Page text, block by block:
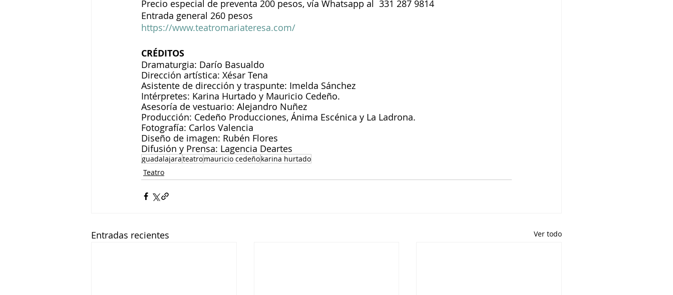
Precio especial de preventa 200 pesos, vía Whatsapp al  331 287 9814
Entrada general 260 pesos
https://www.teatromariateresa.com/
CRÉDITOS
Dramaturgia: Darío Basualdo
Dirección artística: Xésar Tena
Asistente de dirección y traspunte: Imelda Sánchez
Intérpretes: Karina Hurtado y Mauricio Cedeño.
Asesoría de vestuario: Alejandro Nuñez
Producción: Cedeño Producciones, Ánima Escénica y La Ladrona.
Fotografía: Carlos Valencia
Diseño de imagen: Rubén Flores
Difusión y Prensa: Lagencia Deartes
guadalajarateatromauricio cedeñokarina hurtado
Teatro
Entradas recientes Ver todo